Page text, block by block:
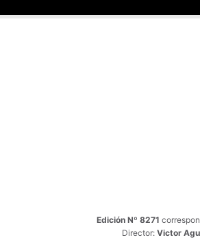
Edición Nº 8271
Director: Victor